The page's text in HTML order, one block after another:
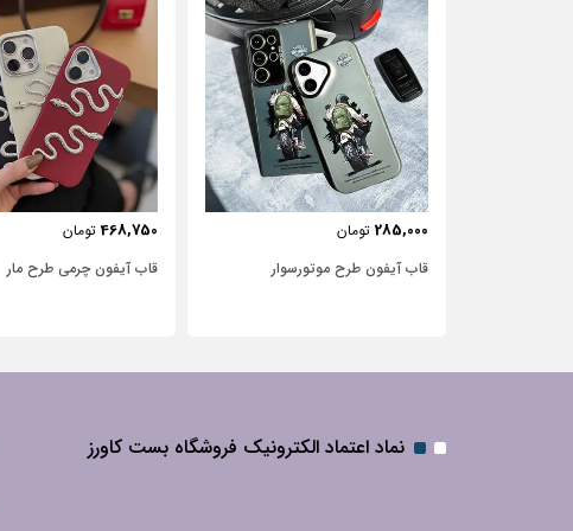
468,750 تومان
قاب آیفون چرمی طرح مار
443,750 تومان
قاب آیفون شفاف با پاپیون
نماد اعتماد الکترونیک فروشگاه بست کاورز